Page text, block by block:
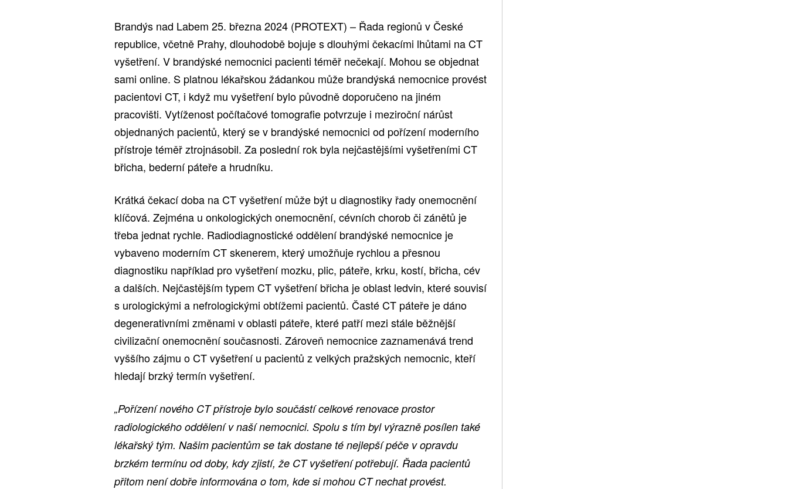
Brandýs nad Labem 25. března 2024 (PROTEXT) – Řada regionů v České
republice, včetně Prahy, dlouhodobě bojuje s dlouhými čekacími lhůtami na CT
vyšetření. V brandýské nemocnici pacienti téměř nečekají. Mohou se objednat
sami online. S platnou lékařskou žádankou může brandýská nemocnice provést
pacientovi CT, i když mu vyšetření bylo původně doporučeno na jiném
pracovišti. Vytíženost počítačové tomografie potvrzuje i meziroční nárůst
objednaných pacientů, který se v brandýské nemocnici od pořízení moderního
přístroje téměř ztrojnásobil. Za poslední rok byla nejčastějšími vyšetřeními CT
břicha, bederní páteře a hrudníku.
Krátká čekací doba na CT vyšetření může být u diagnostiky řady onemocnění
klíčová. Zejména u onkologických onemocnění, cévních chorob či zánětů je
třeba jednat rychle. Radiodiagnostické oddělení brandýské nemocnice je
vybaveno moderním CT skenerem, který umožňuje rychlou a přesnou
diagnostiku například pro vyšetření mozku, plic, páteře, krku, kostí, břicha, cév
a dalších. Nejčastějším typem CT vyšetření břicha je oblast ledvin, které souvisí
s urologickými a nefrologickými obtížemi pacientů. Časté CT páteře je dáno
degenerativními změnami v oblasti páteře, které patří mezi stále běžnější
civilizační onemocnění současnosti. Zároveň nemocnice zaznamenává trend
vyššího zájmu o CT vyšetření u pacientů z velkých pražských nemocnic, kteří
hledají brzký termín vyšetření.
„Pořízení nového CT přístroje bylo součástí celkové renovace prostor
radiologického oddělení v naší nemocnici. Spolu s tím byl výrazně posílen také
lékařský tým. Našim pacientům se tak dostane té nejlepší péče v opravdu
brzkém termínu od doby, kdy zjistí, že CT vyšetření potřebují. Řada pacientů
přitom není dobře informována o tom, kde si mohou CT nechat provést.